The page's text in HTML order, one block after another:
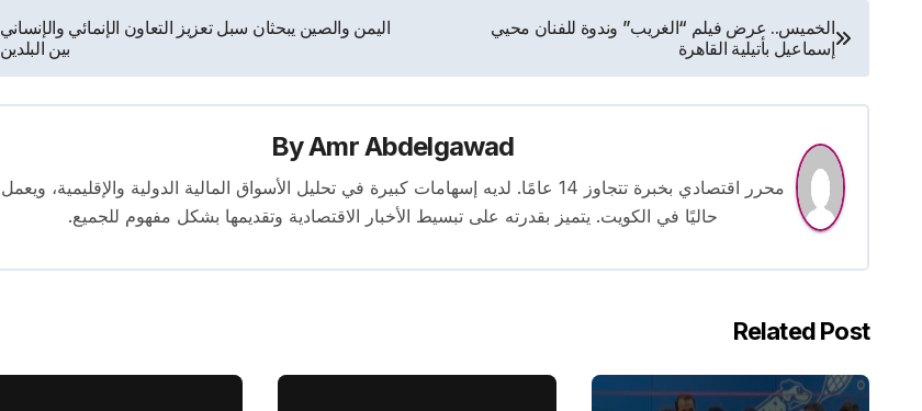
تصفّح
المقالات
الخميس.. عرض فيلم “الغريب” وندوة للفنان محيي
إسماعيل بأتيلية القاهرة
اليمن والصين يبحثان سبل تعزيز التعاون الإنمائي والإنساني
بين البلدين
ByAmr Abdelgawad
محرر اقتصادي بخبرة تتجاوز 14 عامًا. لديه إسهامات كبيرة في تحليل الأسواق المالية الدولية والإقليمية، ويعمل
حاليًا في الكويت. يتميز بقدرته على تبسيط الأخبار الاقتصادية وتقديمها بشكل مفهوم للجميع.
Related Post